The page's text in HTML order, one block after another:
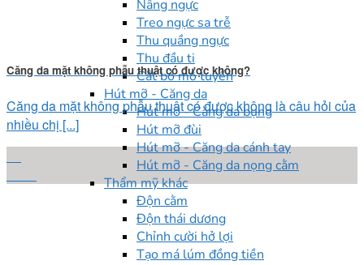
Nâng ngực
Treo ngực sa trễ
Thu quầng ngực
Thu đầu ti
Cắt bỏ mô tuyến
Hút mỡ - Căng da
Hút mỡ - Căng da bụng
Hút mỡ đùi
Hút mỡ - Căng da cánh tay
Hút mỡ - Căng da nọng cằm
Thẩm mỹ khác
Độn cằm
Độn thái dương
Chỉnh cười hở lợi
Tạo má lúm đồng tiền
Căng da mặt không phẫu thuật có được không?
Căng da mặt không phẫu thuật có được không là câu hỏi của
nhiều chị [...]